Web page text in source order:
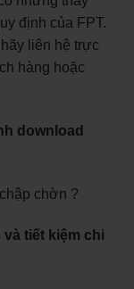
định của FPT.
liên hệ trực
hàng hoặc
download
chờn ?
tiết kiệm chi